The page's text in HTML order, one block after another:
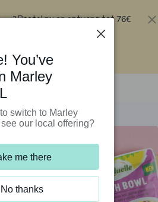
Bestel nu en ontvang tot 76€
You’ve
Marley
switch to Marley
our local offering?
me there
No thanks